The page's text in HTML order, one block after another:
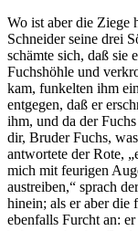
Wo ist aber die Ziege
Schneider seine drei
schämte sich, daß sie
Fuchshöhle und
kam, funkelten ihm
entgegen, daß er
ihm, und da der
dir, Bruder Fuchs,
antwortete der Rote,
mich mit feurigen
austreiben,“ sprach
hinein; als er aber die
ebenfalls Furcht an: